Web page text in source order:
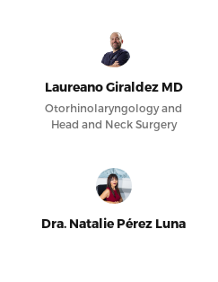
Laureano Giraldez MD
Otorhinolaryngology and
Head and Neck Surgery
Dra. Natalie Pérez Luna